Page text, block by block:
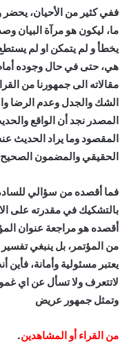
ففي كثير من الأحيان،
ما، ليكون هو مرآة البيان
يخطأ و لم يتمكن او لم
هي، حتى في حال وجوده
مقالاته الى جمهورنا من
الشك والجدل وعدم الرضا
المصدر نجد أن الواقع
المقصود وما يراد الحديث
الحقيقي والمضمون
فما أقصده من سؤالي
بالتشكيك في مقدرته على
أقصده هو مراجعة عنوان
من المؤتمر، بل ينبغي
يعتبر مسئولية وأمانة،
لاتتعرف ولا تسأل عن اي
وتمثل جمهور عريض
من القراء أو المشاهدين.